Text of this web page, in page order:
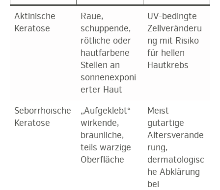
Aktinische
Keratose
Raue,
schuppende,
rötliche oder
hautfarbene
Stellen an
sonnenexponi
erter Haut
UV-bedingte
Zellveränderu
ng mit Risiko
für hellen
Hautkrebs
Seborrhoische
Keratose
„Aufgeklebt“
wirkende,
bräunliche,
teils warzige
Oberfläche
Meist
gutartige
Altersverände
rung,
dermatologisc
he Abklärung
bei